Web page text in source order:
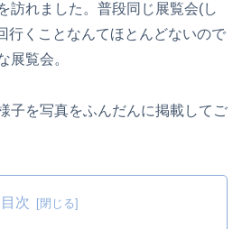
訪れました。普段同じ展覧会(し
行くことなんてほとんどないので
展覧会。
子を写真をふんだんに掲載してご
目次